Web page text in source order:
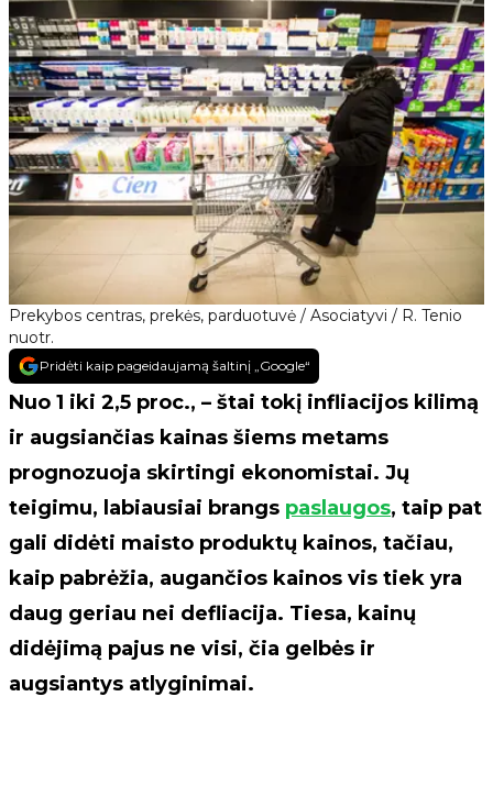
Prekybos centras, prekės, parduotuvė / Asociatyvi / R. Tenio
nuotr.
Pridėti kaip pageidaujamą šaltinį „Google“
Nuo 1 iki 2,5 proc., – štai tokį infliacijos kilimą
ir augsiančias kainas šiems metams
prognozuoja skirtingi ekonomistai. Jų
teigimu, labiausiai brangs paslaugos, taip pat
gali didėti maisto produktų kainos, tačiau,
kaip pabrėžia, augančios kainos vis tiek yra
daug geriau nei defliacija. Tiesa, kainų
didėjimą pajus ne visi, čia gelbės ir
augsiantys atlyginimai.